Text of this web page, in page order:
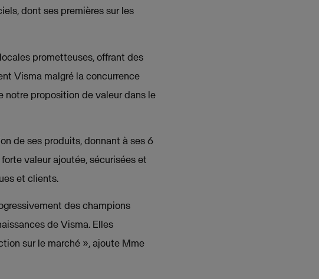
dont ses premières sur les
prometteuses, offrant des
Visma malgré la concurrence
notre proposition de valeur dans le
de ses produits, donnant à ses 6
valeur ajoutée, sécurisées et
et clients.
des champions
de Visma. Elles
sur le marché », ajoute Mme